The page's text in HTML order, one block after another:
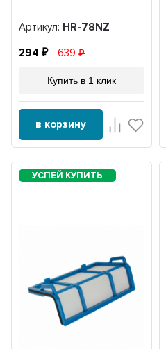
Артикул: HR-78NZ
294 639
Купить в 1 клик
в корзину